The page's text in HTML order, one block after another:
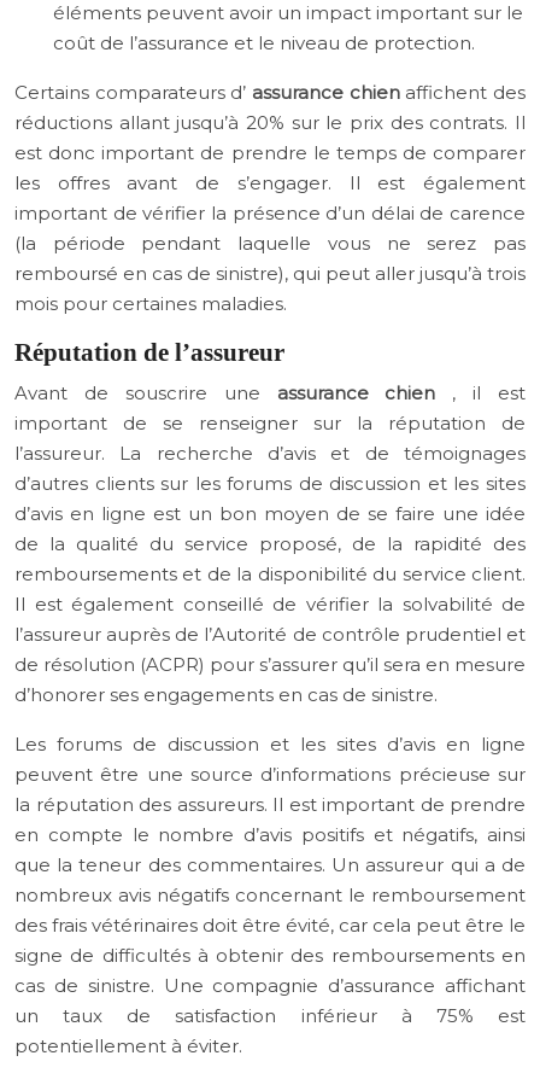
éléments peuvent avoir un impact important sur le
coût de l’assurance et le niveau de protection.
Certains comparateurs d’ assurance chien affichent des
réductions allant jusqu’à 20% sur le prix des contrats. Il
est donc important de prendre le temps de comparer
les offres avant de s’engager. Il est également
important de vérifier la présence d’un délai de carence
(la période pendant laquelle vous ne serez pas
remboursé en cas de sinistre), qui peut aller jusqu’à trois
mois pour certaines maladies.
Réputation de l’assureur
Avant de souscrire une assurance chien , il est
important de se renseigner sur la réputation de
l’assureur. La recherche d’avis et de témoignages
d’autres clients sur les forums de discussion et les sites
d’avis en ligne est un bon moyen de se faire une idée
de la qualité du service proposé, de la rapidité des
remboursements et de la disponibilité du service client.
Il est également conseillé de vérifier la solvabilité de
l’assureur auprès de l’Autorité de contrôle prudentiel et
de résolution (ACPR) pour s’assurer qu’il sera en mesure
d’honorer ses engagements en cas de sinistre.
Les forums de discussion et les sites d’avis en ligne
peuvent être une source d’informations précieuse sur
la réputation des assureurs. Il est important de prendre
en compte le nombre d’avis positifs et négatifs, ainsi
que la teneur des commentaires. Un assureur qui a de
nombreux avis négatifs concernant le remboursement
des frais vétérinaires doit être évité, car cela peut être le
signe de difficultés à obtenir des remboursements en
cas de sinistre. Une compagnie d’assurance affichant
un taux de satisfaction inférieur à 75% est
potentiellement à éviter.